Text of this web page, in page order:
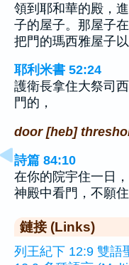
領到耶和華的殿，
子的屋子。那屋子
把門的瑪西雅屋子以
耶利米書 52:24
護衛長拿住大祭司
門的，
door [heb]
詩篇 84:10
在你的院宇住一日
神殿中看門，不願
鏈接 (Links)
列王紀下 12:9 雙語